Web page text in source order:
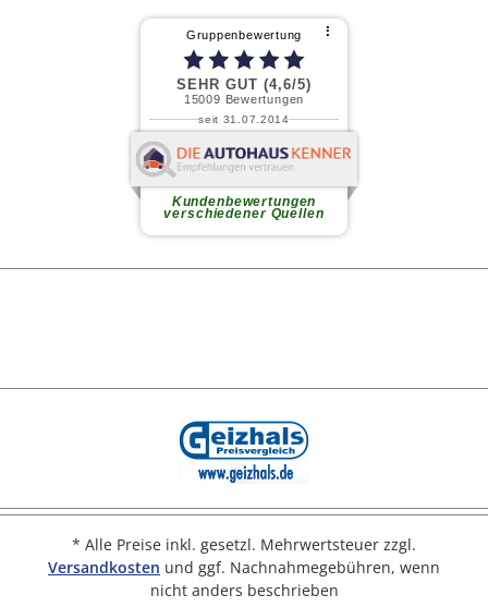
* Alle Preise inkl. gesetzl. Mehrwertsteuer zzgl.
Versandkosten und ggf. Nachnahmegebühren, wenn
nicht anders beschrieben